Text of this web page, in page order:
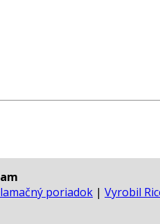
poriadok | Vyrobil